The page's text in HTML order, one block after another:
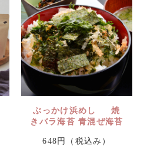
ぶっかけ浜めし 焼
きバラ海苔 青混ぜ海苔
648円 （税込み）